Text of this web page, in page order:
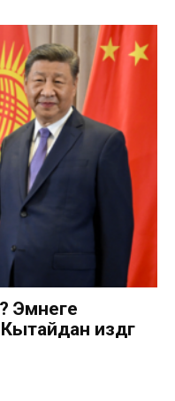
Эмнеге
издөөгө